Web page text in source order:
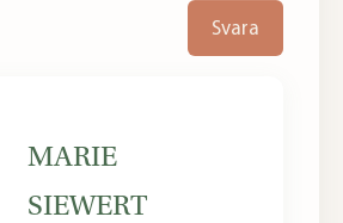
Svara
MARIE
SIEWERT